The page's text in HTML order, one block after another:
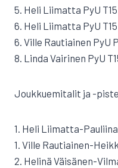
5. Heli Liimatta PyU
6. Heli Liimatta PyU
6. Ville Rautiainen PyU
8. Linda Vairinen PyU
Joukkuemitalit ja -
1. Heli Liimatta-
1. Ville Rautiainen-
2. Helinä Väisänen-